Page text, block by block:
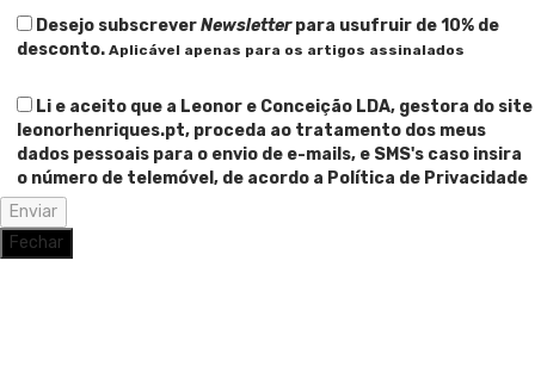
Desejo subscreverNewsletterpara usufruir de 10% de
desconto. Aplicável apenas para os artigos assinalados
Li e aceito que a Leonor e Conceição LDA, gestora do site
leonorhenriques.pt, proceda ao tratamento dos meus
dados pessoais para o envio de e-mails, e SMS's caso insira
o número de telemóvel, de acordo a Política de Privacidade
Fechar